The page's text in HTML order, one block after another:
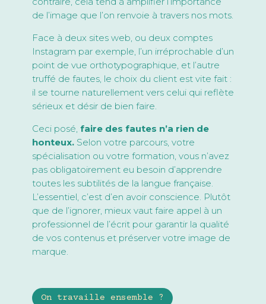
de l’image que l’on renvoie à travers nos mots.
Face à deux sites web, ou deux comptes
Instagram par exemple, l’un irréprochable d’un
point de vue orthotypographique, et l’autre
truffé de fautes, le choix du client est vite fait :
il se tourne naturellement vers celui qui reflète
sérieux et désir de bien faire.
Ceci posé, faire des fautes n’a rien de
honteux.Selon votre parcours, votre
spécialisation ou votre formation, vous n’avez
pas obligatoirement eu besoin d’apprendre
toutes les subtilités de la langue française.
L’essentiel, c’est d’en avoir conscience. Plutôt
que de l’ignorer, mieux vaut faire appel à un
professionnel de l’écrit pour garantir la qualité
de vos contenus et préserver votre image de
marque.
On travaille ensemble ?